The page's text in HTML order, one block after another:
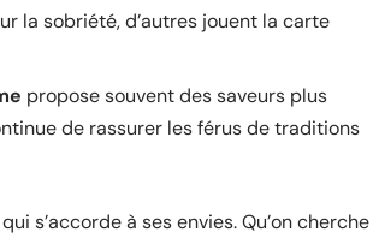
la sobriété, d’autres jouent la carte
propose souvent des saveurs plus
de rassurer les férus de traditions
s’accorde à ses envies. Qu’on cherche